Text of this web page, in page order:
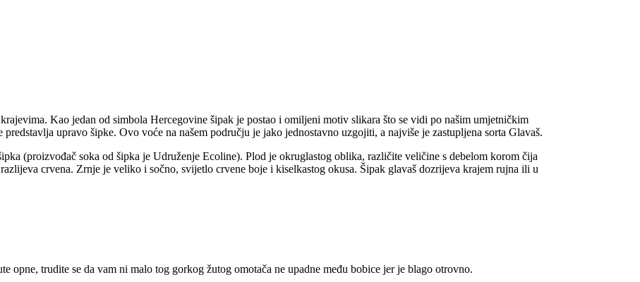
Kao jedan od simbola Hercegovine šipak je postao i omiljeni motiv slikara što se vidi po našim umjetničkim
upravo šipke. Ovo voće na našem području je jako jednostavno uzgojiti, a najviše je zastupljena sorta Glavaš.
(proizvođač soka od šipka je Udruženje Ecoline). Plod je okruglastog oblika, različite veličine s debelom korom čija
crvena. Zrnje je veliko i sočno, svijetlo crvene boje i kiselkastog okusa. Šipak glavaš dozrijeva krajem rujna ili u
opne, trudite se da vam ni malo tog gorkog žutog omotača ne upadne među bobice jer je blago otrovno.